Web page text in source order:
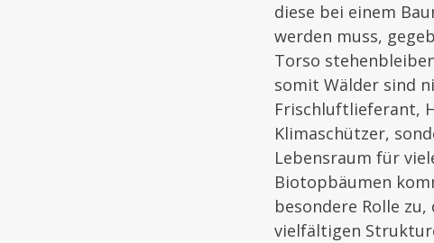
diese bei einem
werden muss,
Torso
somit Wälder sind
Frischluftlieferant,
Klimaschützer,
Lebensraum für
Biotopbäumen
besondere Rolle zu,
vielfältigen